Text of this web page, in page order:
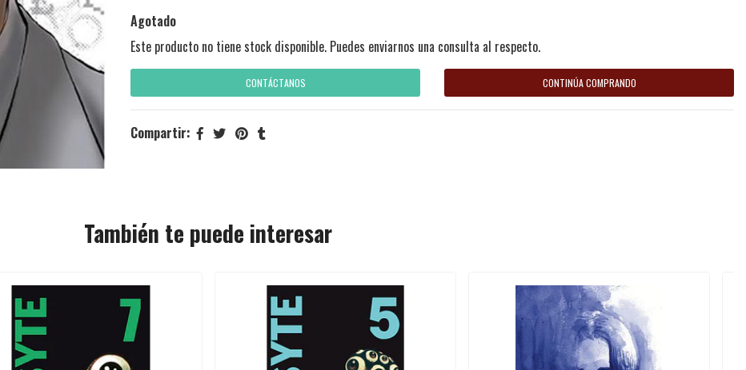
Agotado
Este producto no tiene stock disponible. Puedes enviarnos una consulta al respecto.
CONTÁCTANOS CONTINÚA COMPRANDO
Compartir:
También te puede interesar